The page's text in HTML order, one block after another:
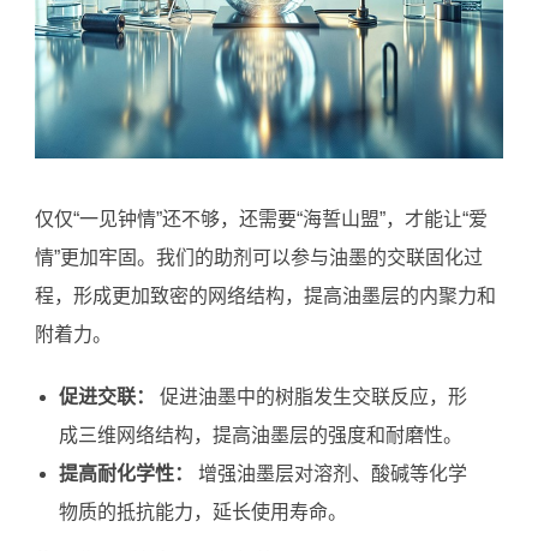
仅仅“一见钟情”还不够，还需要“海誓山盟”，才能让“爱
情”更加牢固。我们的助剂可以参与油墨的交联固化过
程，形成更加致密的网络结构，提高油墨层的内聚力和
附着力。
促进交联：
促进油墨中的树脂发生交联反应，形
成三维网络结构，提高油墨层的强度和耐磨性。
提高耐化学性：
增强油墨层对溶剂、酸碱等化学
物质的抵抗能力，延长使用寿命。